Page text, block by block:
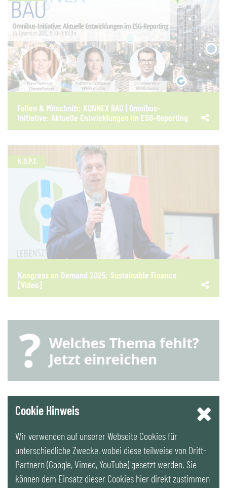
Folien & Mitschnitt: KONNEX BAU | Omnibus-
Initiative: Aktuelle Entwicklungen im ESG-Reporting
K.O.P.T.
Kongress on Demand 2025: Sustainable Finance
[Video]
YouTube
LinkedIn
Newsletter
Cookie Hinweis
Wir verwenden auf unserer Webseite Cookies für
unterschiedliche Zwecke, wobei diese teilweise von Dritt-
Partnern (Google, Vimeo, YouTube) gesetzt werden. Sie
können dem Einsatz dieser Cookies hier direkt zustimmen